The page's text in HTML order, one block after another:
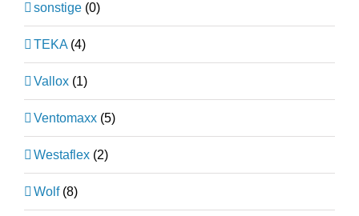
sonstige (0)
TEKA (4)
Vallox (1)
Ventomaxx (5)
Westaflex (2)
Wolf (8)